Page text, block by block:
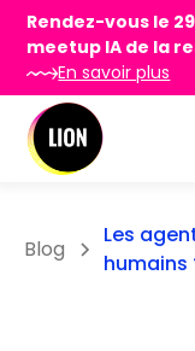
Rendez-vous le
meetup IA de la
En savoir plus
Blog
Les
humains